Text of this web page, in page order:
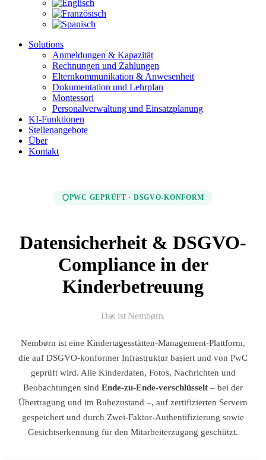
Solutions
Anmeldungen & Kapazität
Rechnungen und Zahlungen
Elternkommunikation & Anwesenheit
Dokumentation und Lehrplan
Montessori
Personalverwaltung und Einsatzplanung
KI-Funktionen
Stellenangebote
Über
Kontakt
PWC GEPRÜFT · DSGVO-KONFORM
Datensicherheit & DSGVO-
Compliance in der
Kinderbetreuung
Das ist Nembørn.
Nembørn ist eine Kindertagesstätten-Management-Plattform,
die auf DSGVO-konformer Infrastruktur basiert und von PwC
geprüft wird. Alle Kinderdaten, Fotos, Nachrichten und
Beobachtungen sind Ende-zu-Ende-verschlüsselt – bei der
Übertragung und im Ruhezustand –, auf zertifizierten Servern
gespeichert und durch Zwei-Faktor-Authentifizierung sowie
Gesichtserkennung für den Mitarbeiterzugang geschützt.